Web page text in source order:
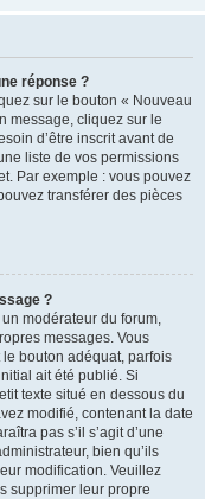
réponse ?
sur le bouton « Nouveau
message, cliquez sur le
d’être inscrit avant de
liste de vos permissions
Par exemple : vous pouvez
transférer des pièces
?
modérateur du forum,
messages. Vous
bouton adéquat, parfois
ait été publié. Si
texte situé en dessous du
modifié, contenant la date
pas s’il s’agit d’une
bien qu’ils
modification. Veuillez
supprimer leur propre